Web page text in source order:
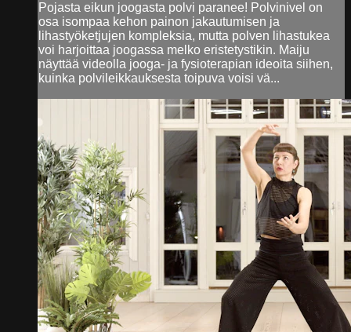
Pojasta eikun joogasta polvi paranee! Polvinivel on
osa isompaa kehon painon jakautumisen ja
lihastyöketjujen kompleksia, mutta polven lihastukea
voi harjoittaa joogassa melko eristetystikin. Maiju
näyttää videolla jooga- ja fysioterapian ideoita siihen,
kuinka polvileikkauksesta toipuva voisi vä...